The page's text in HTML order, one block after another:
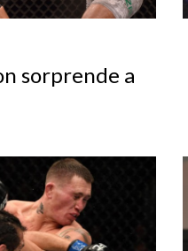
sorprende a